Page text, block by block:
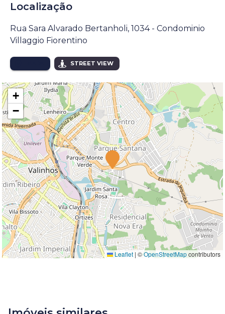
Localização
Rua Sara Alvarado Bertanholi, 1034 - Condominio
Villaggio Fiorentino
STREET VIEW
+
−
Leaflet | ©OpenStreetMapcontributors